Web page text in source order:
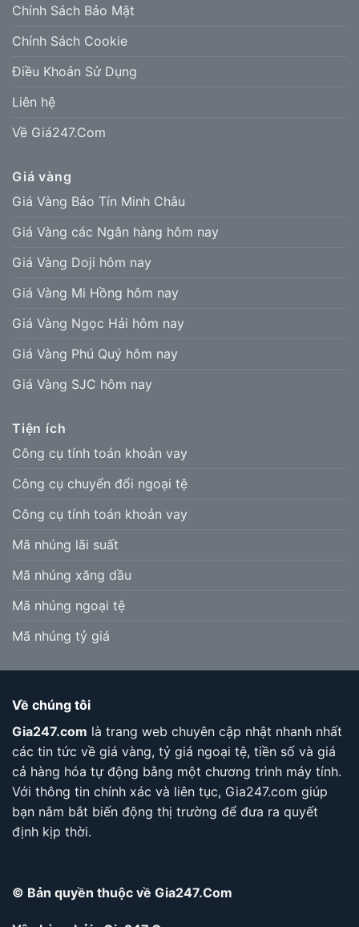
Chính Sách Bảo Mật
Chính Sách Cookie
Điều Khoản Sử Dụng
Liên hệ
Về Giá247.Com
Giá vàng
Giá Vàng Bảo Tín Minh Châu
Giá Vàng các Ngân hàng hôm nay
Giá Vàng Doji hôm nay
Giá Vàng Mi Hồng hôm nay
Giá Vàng Ngọc Hải hôm nay
Giá Vàng Phú Quý hôm nay
Giá Vàng SJC hôm nay
Tiện ích
Công cụ tính toán khoản vay
Công cụ chuyển đổi ngoại tệ
Công cụ tính toán khoản vay
Mã nhúng lãi suất
Mã nhúng xăng dầu
Mã nhúng ngoại tệ
Mã nhúng tỷ giá
Về chúng tôi
Gia247.com là trang web chuyên cập nhật nhanh nhất
các tin tức về giá vàng, tỷ giá ngoại tệ, tiền số và giá
cả hàng hóa tự động bằng một chương trình máy tính.
Với thông tin chính xác và liên tục, Gia247.com giúp
bạn nắm bắt biến động thị trường để đưa ra quyết
định kịp thời.
© Bản quyền thuộc về Gia247.Com